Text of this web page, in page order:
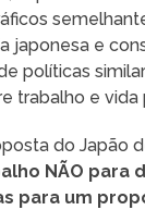
japonesa e
políticas
trabalho e vida
do Japão
NÃO para
para um